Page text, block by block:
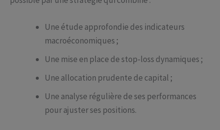
Une étude approfondie des indicateurs
macroéconomiques ;
Une mise en place de stop-loss dynamiques ;
Une allocation prudente de capital ;
Une analyse régulière de ses performances
pour ajuster ses positions.